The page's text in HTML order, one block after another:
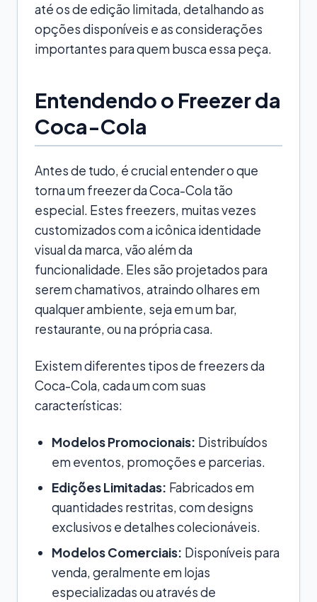
até os de edição limitada, detalhando as
opções disponíveis e as considerações
importantes para quem busca essa peça.
Entendendo o Freezer da
Coca-Cola
Antes de tudo, é crucial entender o que
torna um freezer da Coca-Cola tão
especial. Estes freezers, muitas vezes
customizados com a icônica identidade
visual da marca, vão além da
funcionalidade. Eles são projetados para
serem chamativos, atraindo olhares em
qualquer ambiente, seja em um bar,
restaurante, ou na própria casa.
Existem diferentes tipos de freezers da
Coca-Cola, cada um com suas
características:
Modelos Promocionais: Distribuídos
em eventos, promoções e parcerias.
Edições Limitadas: Fabricados em
quantidades restritas, com designs
exclusivos e detalhes colecionáveis.
Modelos Comerciais: Disponíveis para
venda, geralmente em lojas
especializadas ou através de